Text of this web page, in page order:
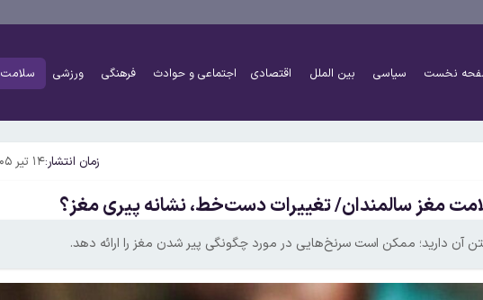
نخست سیاسی بین الملل اقتصادی اجتماعی و حوادث فرهنگی ورزشی سلامت
زمان انتشار:۱۴ تیر ۱۴۰۵
مغز سالمندان/ تغییرات دست‌خط، نشانه پیری مغز؟
دارید؛ ممکن است سرنخ‌هایی در مورد چگونگی پیر شدن مغز را ارائه دهد.